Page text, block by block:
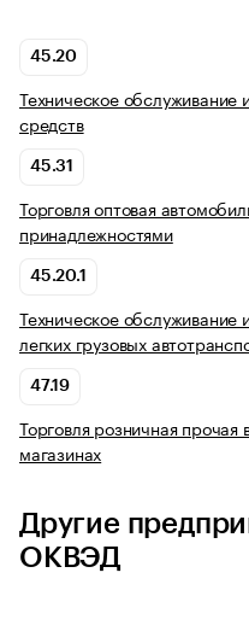
45.20
Техническое обслуживание
средств
45.31
Торговля оптовая
принадлежностями
45.20.1
Техническое обслуживание
легких грузовых
47.19
Торговля розничная
магазинах
Другие
ОКВЭД